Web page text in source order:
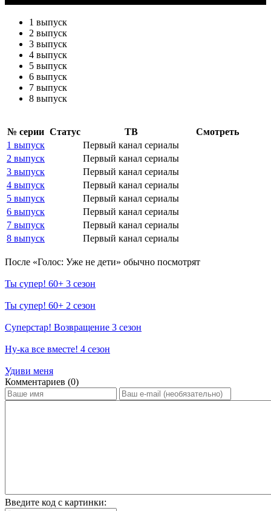
1 выпуск
2 выпуск
3 выпуск
4 выпуск
5 выпуск
6 выпуск
7 выпуск
8 выпуск
№ се­рии Ста­тус ТВ
Смот­реть
1 выпуск
Первый канал сериалы
2 выпуск
Первый канал сериалы
3 выпуск
Первый канал сериалы
4 выпуск
Первый канал сериалы
5 выпуск
Первый канал сериалы
6 выпуск
Первый канал сериалы
7 выпуск
Первый канал сериалы
8 выпуск
Первый канал сериалы
По­сле «Голос: Уже не дети» обыч­но по­смот­рят
Ты супер! 60+ 3 сезон
Ты супер! 60+ 2 сезон
Суперстар! Возвращение 3 сезон
Ну-ка все вместе! 4 сезон
Удиви меня
Ком­мен­та­ри­ев (0)
Введите код с картинки: